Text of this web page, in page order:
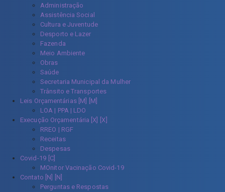
Administração
Assistência Social
Cultura e Juventude
Desporto e Lazer
Fazenda
Meio Ambiente
Obras
Saúde
Secretaria Municipal da Mulher
Trânsito e Transportes
Leis Orçamentárias [M]
LOA | PPA | LDO
Execução Orçamentária [X]
RREO | RGF
Receitas
Despesas
Covid-19
MOnitor Vacinação Covid-19
Contato [N]
Perguntas e Respostas